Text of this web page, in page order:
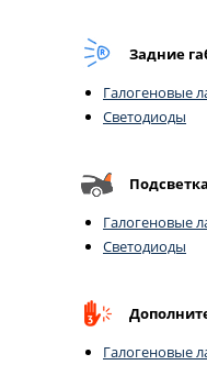
Задние
Галогеновые
Светодиоды
Галогеновые
Светодиоды
Галогеновые